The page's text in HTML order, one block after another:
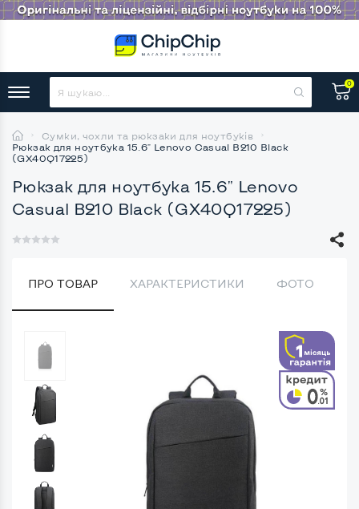
0
Сумки, чохли та рюкзаки для ноутбуків
Рюкзак для ноутбука 15.6" Lenovo Casual B210 Black
(GX40Q17225)
Рюкзак для ноутбука 15.6" Lenovo
Casual B210 Black (GX40Q17225)
ПРО ТОВАР ХАРАКТЕРИСТИКИ ФОТО